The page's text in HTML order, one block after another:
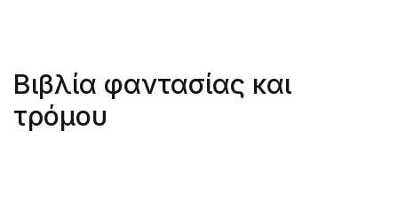
Βιβλία φαντασίας και
τρόμου